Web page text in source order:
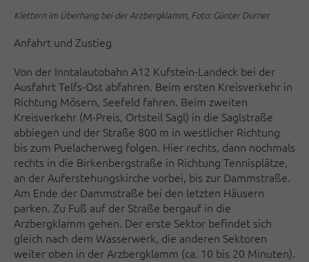
Klettern im Überhang bei der Arzbergklamm, Foto: Günter Durner
Anfahrt und Zustieg
Von der Inntalautobahn A12 Kufstein-Landeck bei der
Ausfahrt Telfs-Ost abfahren. Beim ersten Kreisverkehr in
Richtung Mösern, Seefeld fahren. Beim zweiten
Kreisverkehr (M-Preis, Ortsteil Sagl) in die Saglstraße
abbiegen und der Straße 800 m in westlicher Richtung
bis zum Puelacherweg folgen. Hier rechts, dann nochmals
rechts in die Birkenbergstraße in Richtung Tennisplätze,
an der Auferstehungskirche vorbei, bis zur Dammstraße.
Am Ende der Dammstraße bei den letzten Häusern
parken. Zu Fuß auf der Straße bergauf in die
Arzbergklamm gehen. Der erste Sektor befindet sich
gleich nach dem Wasserwerk, die anderen Sektoren
weiter oben in der Arzbergklamm (ca. 10 bis 20 Minuten).